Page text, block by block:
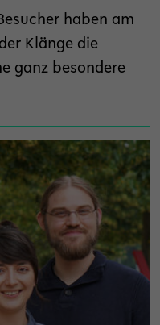
haben am
Klänge die
ganz besondere